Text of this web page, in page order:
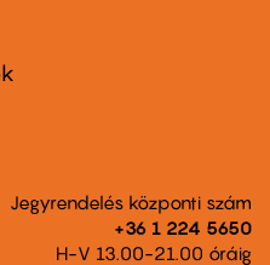
Jegyrendelés központi szám
+36 1 224 5650
H-V 13.00-21.00 óráig